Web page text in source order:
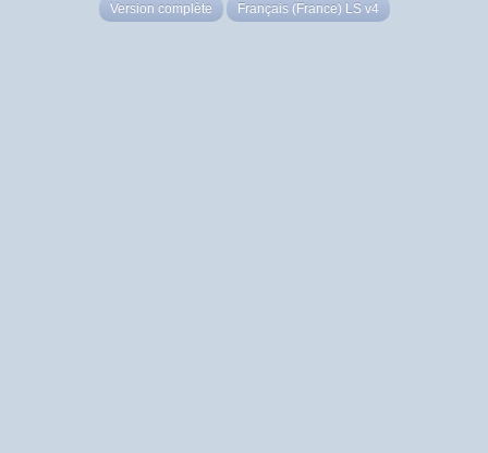
Version complète Français (France) LS v4